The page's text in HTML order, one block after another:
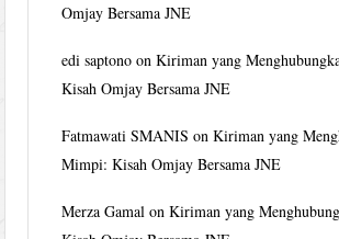
Omjay Bersama JNE
edi saptono onKiriman yang
Kisah Omjay Bersama JNE
Fatmawati SMANIS onKiriman yang
Mimpi: Kisah Omjay Bersama JNE
Merza Gamal onKiriman yang